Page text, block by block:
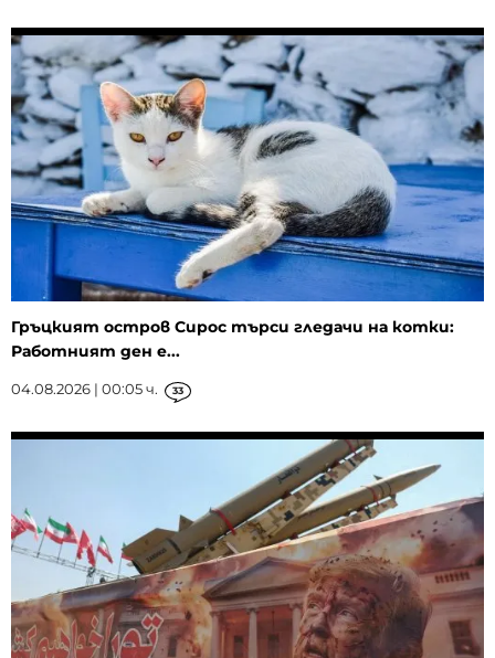
Гръцкият остров Сирос търси гледачи на котки:
Работният ден е...
04.08.2026 | 00:05 ч. 33